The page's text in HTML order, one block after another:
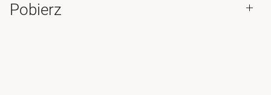
Pobierz